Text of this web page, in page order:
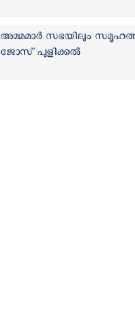
അമ്മമാർ സഭയിലും
ജോസ് പുളിക്കൽ